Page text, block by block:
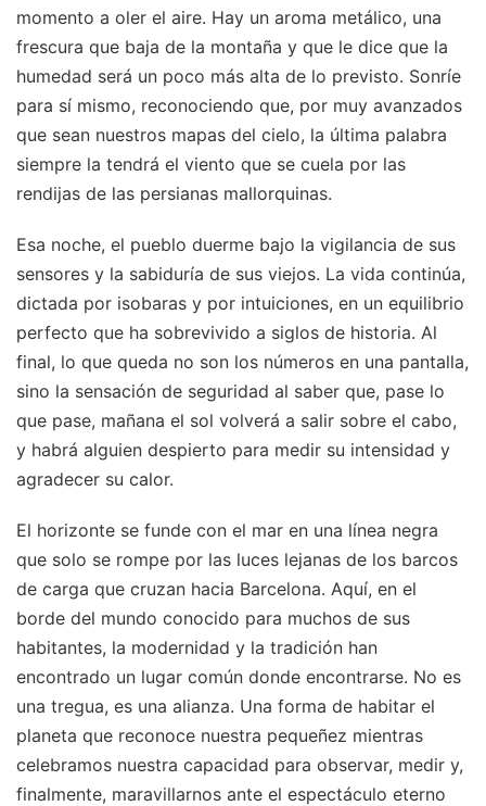
momento a oler el aire. Hay un aroma metálico, una
frescura que baja de la montaña y que le dice que la
humedad será un poco más alta de lo previsto. Sonríe
para sí mismo, reconociendo que, por muy avanzados
que sean nuestros mapas del cielo, la última palabra
siempre la tendrá el viento que se cuela por las
rendijas de las persianas mallorquinas.
Esa noche, el pueblo duerme bajo la vigilancia de sus
sensores y la sabiduría de sus viejos. La vida continúa,
dictada por isobaras y por intuiciones, en un equilibrio
perfecto que ha sobrevivido a siglos de historia. Al
final, lo que queda no son los números en una pantalla,
sino la sensación de seguridad al saber que, pase lo
que pase, mañana el sol volverá a salir sobre el cabo,
y habrá alguien despierto para medir su intensidad y
agradecer su calor.
El horizonte se funde con el mar en una línea negra
que solo se rompe por las luces lejanas de los barcos
de carga que cruzan hacia Barcelona. Aquí, en el
borde del mundo conocido para muchos de sus
habitantes, la modernidad y la tradición han
encontrado un lugar común donde encontrarse. No es
una tregua, es una alianza. Una forma de habitar el
planeta que reconoce nuestra pequeñez mientras
celebramos nuestra capacidad para observar, medir y,
finalmente, maravillarnos ante el espectáculo eterno